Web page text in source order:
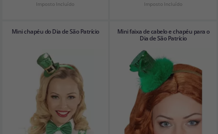
Imposto Incluído Imposto Incluído
Mini chapéu do Dia de São Patrício
Mini faixa de cabelo e chapéu para o
Dia de São Patrício